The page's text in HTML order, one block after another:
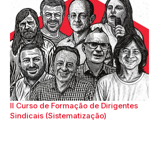
II Curso de Formação de Dirigentes
Sindicais (Sistematização)